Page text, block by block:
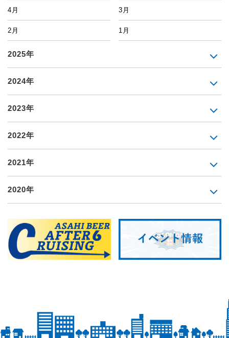
4月 3月
2月 1月
2025年
2024年
2023年
2022年
2021年
2020年